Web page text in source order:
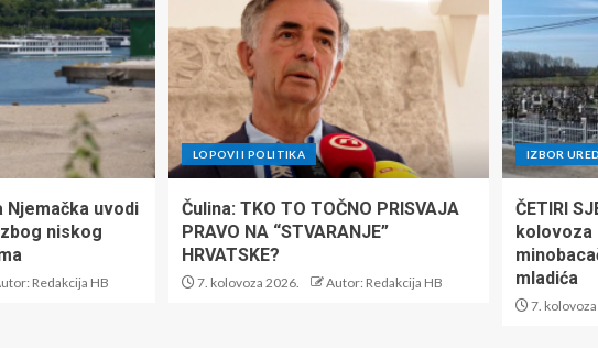
Njemačka uvodi
niskog
Redakcija HB
LOPOVI I POLITIKA
Čulina: TKO TO TOČNO PRISVAJA
PRAVO NA “STVARANJE”
HRVATSKE?
7. kolovoza 2026. Autor: Redakcija HB
IZBOR
ČETIRI
kolovoza
mladića
7. kolovoza